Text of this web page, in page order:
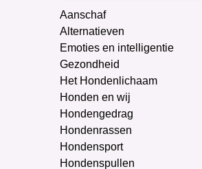
Aanschaf
Alternatieven
Emoties en intelligentie
Gezondheid
Het Hondenlichaam
Honden en wij
Hondengedrag
Hondenrassen
Hondensport
Hondenspullen